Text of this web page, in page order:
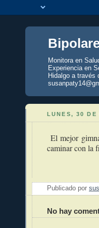
Monitora en
Experiencia en
Hidalgo a través
LUNES, 30 DE
El mejor
caminar con la
Publicado por
No hay